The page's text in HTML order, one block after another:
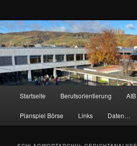
Startseite Berufsorientierung AIB
Planspiel Börse Links Daten…